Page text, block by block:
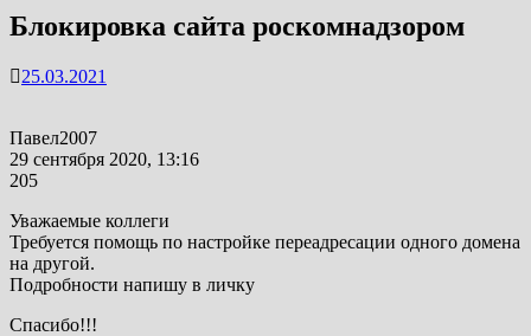
Блокировка сайта роскомнадзором
25.03.2021
Павел2007
29 сентября 2020, 13:16
205
Уважаемые коллеги
Требуется помощь по настройке переадресации одного домена
на другой.
Подробности напишу в личку
Спасибо!!!